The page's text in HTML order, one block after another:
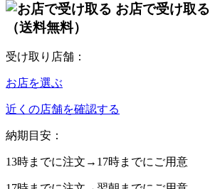
お店で受け取る
（送料無料）
受け取り店舗：
お店を選ぶ
近くの店舗を確認する
納期目安：
13時までに注文→ 17時までにご用意